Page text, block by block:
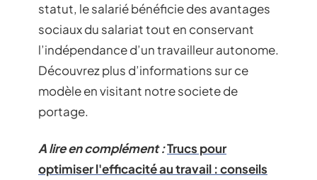
statut, le salarié bénéficie des avantages
sociaux du salariat tout en conservant
l’indépendance d’un travailleur autonome.
Découvrez plus d’informations sur ce
modèle en visitant notre societe de
portage.
A lire en complément :Trucs pour
optimiser l'efficacité au travail : conseils